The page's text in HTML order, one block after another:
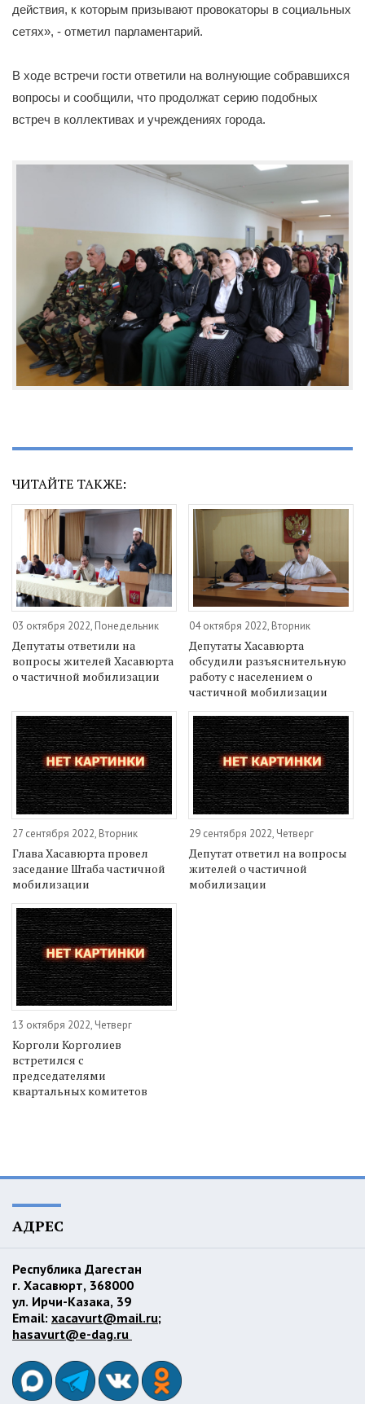
действия, к которым призывают провокаторы в социальных
сетях», - отметил парламентарий.
В ходе встречи гости ответили на волнующие собравшихся
вопросы и сообщили, что продолжат серию подобных
встреч в коллективах и учреждениях города.
ЧИТАЙТЕ ТАКЖЕ:
03 октября 2022, Понедельник
Депутаты ответили на
вопросы жителей Хасавюрта
о частичной мобилизации
04 октября 2022, Вторник
Депутаты Хасавюрта
обсудили разъяснительную
работу с населением о
частичной мобилизации
27 сентября 2022, Вторник
Глава Хасавюрта провел
заседание Штаба частичной
мобилизации
29 сентября 2022, Четверг
Депутат ответил на вопросы
жителей о частичной
мобилизации
13 октября 2022, Четверг
Корголи Корголиев
встретился с
председателями
квартальных комитетов
АДРЕС
Республика Дагестан
г. Хасавюрт, 368000
ул. Ирчи-Казака, 39
Email: xacavurt@mail.ru;
hasavurt@e-dag.ru